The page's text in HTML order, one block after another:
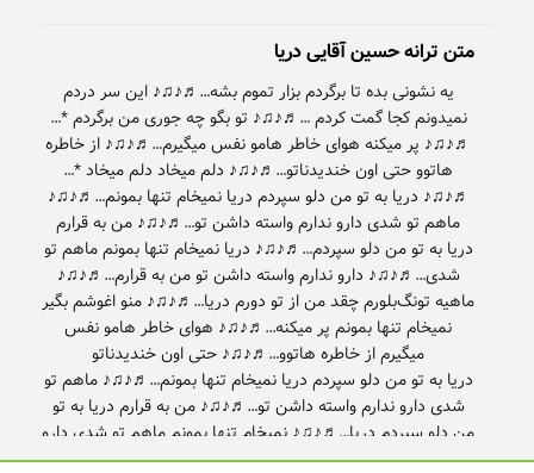
متن ترانه حسین آقایی دریا
یه نشونی بده تا برگردم بزار تموم بشه…♬♪♫♪ این سر دردم
نمیدونم کجا گمت کردم …♬♪♫♪ تو بگو چه جوری من برگردم *…
♬♪♫♪ پر میکنه هوای خاطر هامو نفس میگیرم…♬♪♫♪ از خاطره
هاتوو حتی اون خندیدناتو…♬♪♫♪ دلم میخاد دلم میخاد *…
♬♪♫♪ دریا به تو من دلو سپردم دریا نمیخام تنها بمونم…♬♪♫♪
ماهم تو شدی دارو ندارم واسته داشن تو…♬♪♫♪ من به قرارم
دریا به تو من دلو سپردم…♬♪♫♪ دریا نمیخام تنها بمونم ماهم تو
شدی…♬♪♫♪ دارو ندارم واسته داشن تو من به قرارم…♬♪♫♪
ماهیه تونگ‌بلورم چقد من از تو دورم دریا…♬♪♫♪ منو اغوشم بگیر
نمیخام تنها بمونم پر میکنه…♬♪♫♪ هوای خاطر هامو نفس
دریا به تو من دلو سپردم دریا نمیخام تنها بمونم…♬♪♫♪ ماهم تو
شدی دارو ندارم واسته داشن تو…♬♪♫♪ من به قرارم دریا به تو
من دلو سپردم دریا…♬♪♫♪ نمیخام تنها بمونم ماهم تو شدی دارو
ندارم…♬♪♫♪ واسه داشتن تو من بی قرارم…♬♪♫♪ دلم